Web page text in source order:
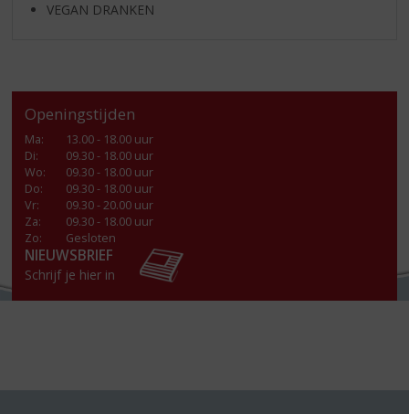
VEGAN DRANKEN
Openingstijden
Ma:
13.00 - 18.00 uur
Di:
09.30 - 18.00 uur
Wo:
09.30 - 18.00 uur
Do:
09.30 - 18.00 uur
Vr:
09.30 - 20.00 uur
Za:
09.30 - 18.00 uur
Zo:
Gesloten
NIEUWSBRIEF
Schrijf je hier in